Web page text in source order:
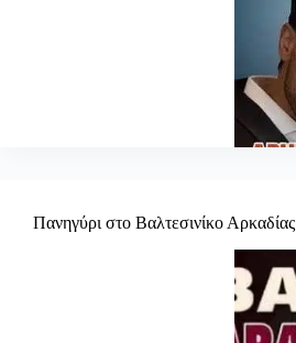
Πανηγύρι στο Βαλτεσινίκο Αρκαδίας